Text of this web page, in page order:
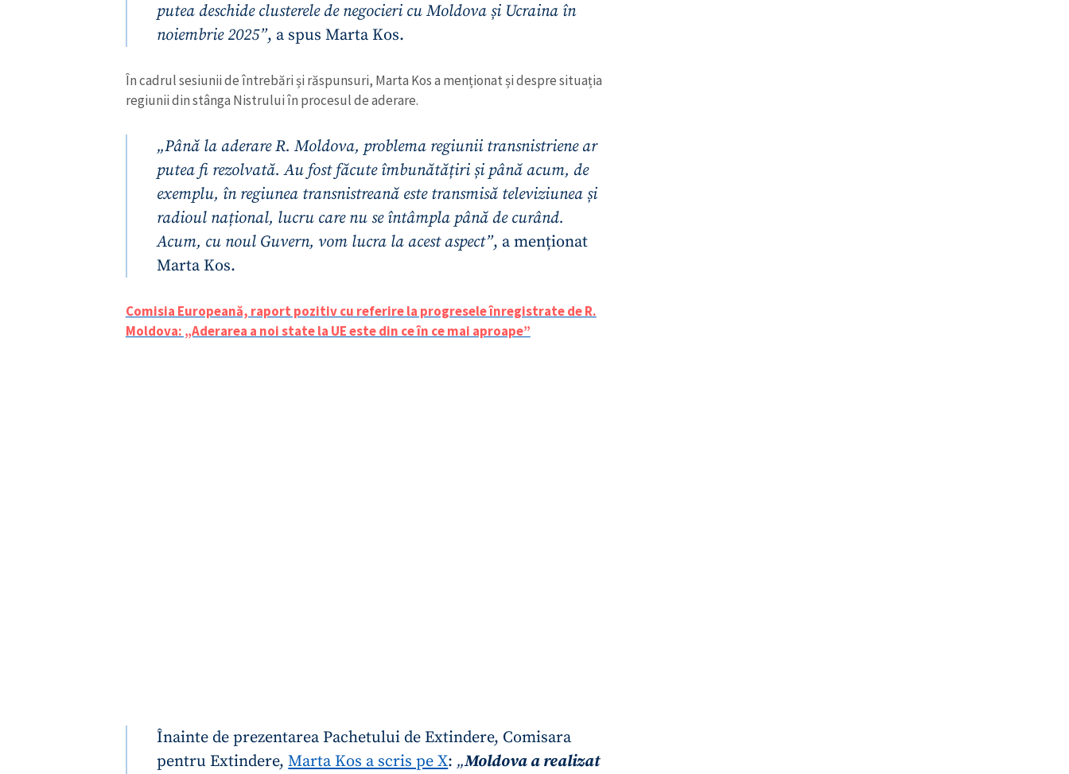
putea deschide clusterele de negocieri cu Moldova și Ucraina în
noiembrie 2025”, a spus Marta Kos.
În cadrul sesiunii de întrebări și răspunsuri, Marta Kos a menționat și despre situația
regiunii din stânga Nistrului în procesul de aderare.
„Până la aderare R. Moldova, problema regiunii transnistriene ar
putea fi rezolvată. Au fost făcute îmbunătățiri și până acum, de
exemplu, în regiunea transnistreană este transmisă televiziunea și
radioul național, lucru care nu se întâmpla până de curând.
Acum, cu noul Guvern, vom lucra la acest aspect”, a menționat
Marta Kos.
Comisia Europeană, raport pozitiv cu referire la progresele înregistrate de R.
Moldova: „Aderarea a noi state la UE este din ce în ce mai aproape”
Înainte de prezentarea Pachetului de Extindere, Comisara
pentru Extindere,Marta Kos a scris pe X: „Moldova a realizat